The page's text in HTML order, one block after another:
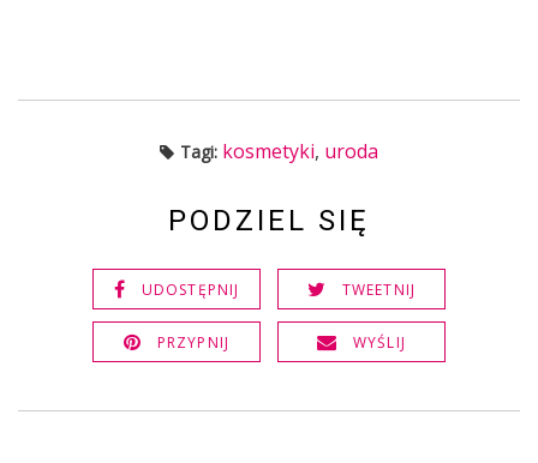
Tagi: kosmetyki, uroda
PODZIEL SIĘ
UDOSTĘPNIJ TWEETNIJ
PRZYPNIJ WYŚLIJ